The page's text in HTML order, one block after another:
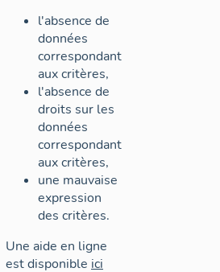
l'absence de
données
correspondant
aux critères,
l'absence de
droits sur les
données
correspondant
aux critères,
une mauvaise
expression
des critères.
Une aide en ligne
est disponible ici